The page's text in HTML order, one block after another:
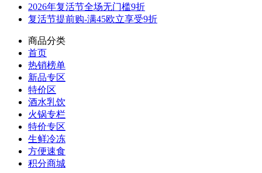
2026年复活节全场无门槛9折
复活节提前购-满45欧立享受9折
商品分类
首页
热销榜单
新品专区
特价区
酒水乳饮
火锅专栏
特价专区
生鲜冷冻
方便速食
积分商城